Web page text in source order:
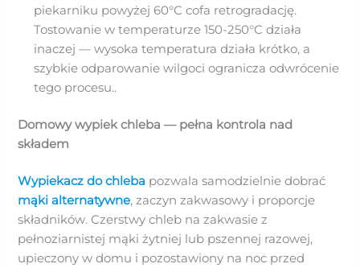
piekarniku powyżej 60°C cofa retrogradację.
Tostowanie w temperaturze 150-250°C działa
inaczej — wysoka temperatura działa krótko, a
szybkie odparowanie wilgoci ogranicza odwrócenie
tego procesu..
Domowy wypiek chleba — pełna kontrola nad
składem
Wypiekacz do chleba pozwala samodzielnie dobrać
mąki alternatywne, zaczyn zakwasowy i proporcje
składników. Czerstwy chleb na zakwasie z
pełnoziarnistej mąki żytniej lub pszennej razowej,
upieczony w domu i pozostawiony na noc przed